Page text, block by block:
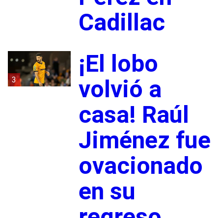
Cadillac
3
¡El lobo
volvió a
casa! Raúl
Jiménez fue
ovacionado
en su